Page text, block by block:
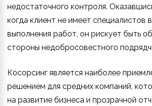
недостаточного контроля.
когда клиент не имеет специалистов
выполнения работ, он рискует быть
стороны недобросовестного
Косорсинг является наиболее
решением для средних компаний,
на развитие бизнеса и прозрачной